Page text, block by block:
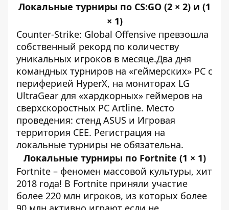
Локальные турниры по CS:GO (2 × 2) и (1
× 1)
Сounter-Strike: Global Offensive превзошла
собственный рекорд по количеству
уникальных игроков в месяце.Два дня
командных турниров на «геймерских» PC с
периферией HyperX, на мониторах LG
UltraGear для «хардкорных» геймеров на
сверхскоростных PC Artline. Место
проведения: стенд ASUS и Игровая
территория СЕЕ. Регистрация на
локальные турниры не обязательна.
Локальные турниры по Fortnite (1 × 1)
Fortnite – феномен массовой культуры, хит
2018 года! В Fortnite приняли участие
более 220 млн игроков, из которых более